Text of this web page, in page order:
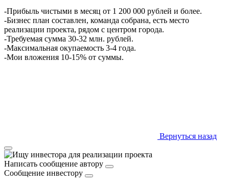
-Прибыль чистыми в месяц от 1 200 000 рублей и более.
-Бизнес план составлен, команда собрана, есть место
реализации проекта, рядом с центром города.
-Требуемая сумма 30-32 млн. рублей.
-Максимальная окупаемость 3-4 года.
-Мои вложения 10-15% от суммы.
Вернуться назад
Написать сообщение автору
Сообщение инвестору